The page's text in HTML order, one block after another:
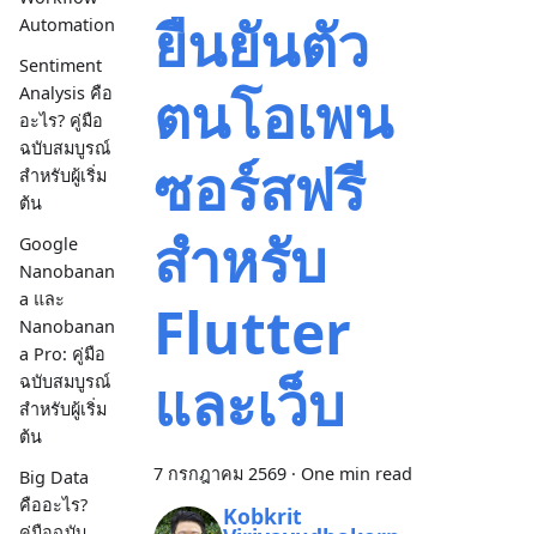
Automation
Sentiment
Analysis คือ
อะไร? คู่มือ
ฉบับสมบูรณ์
สำหรับผู้เริ่ม
ต้น
Google
Nanobanan
a และ
Nanobanan
a Pro: คู่มือ
ฉบับสมบูรณ์
สำหรับผู้เริ่ม
ต้น
Big Data
คืออะไร?
ยืนยันตัว
ตนโอเพน
ซอร์สฟรี
สำหรับ
Flutter
และเว็บ
7 กรกฎาคม 2569 · One min read
Kobkrit